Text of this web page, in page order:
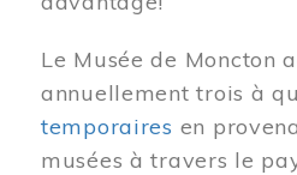
Le Musée de Moncton
annuellement trois à
temporaires en
musées à travers le